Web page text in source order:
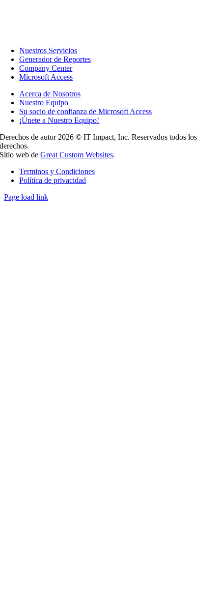
Nuestros Servicios
Generador de Reportes
Company Center
Microsoft Access
Acerca de Nosotros
Nuestro Equipo
Su socio de confianza de Microsoft Access
¡Únete a Nuestro Equipo!
Derechos de autor 2026 © IT Impact, Inc. Reservados todos los
derechos.
Sitio web deGreat Custom Websites.
Terminos y Condiciones
Política de privacidad
Page load link